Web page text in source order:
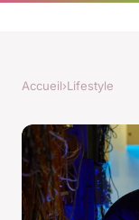
Accueil›Lifestyle